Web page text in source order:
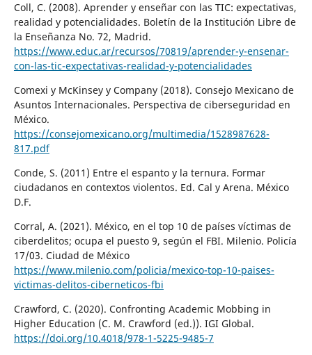
Coll, C. (2008). Aprender y enseñar con las TIC: expectativas,
realidad y potencialidades. Boletín de la Institución Libre de
la Enseñanza No. 72, Madrid.
https://www.educ.ar/recursos/70819/aprender-y-ensenar-
con-las-tic-expectativas-realidad-y-potencialidades
Comexi y McKinsey y Company (2018). Consejo Mexicano de
Asuntos Internacionales. Perspectiva de ciberseguridad en
México.
https://consejomexicano.org/multimedia/1528987628-
817.pdf
Conde, S. (2011) Entre el espanto y la ternura. Formar
ciudadanos en contextos violentos. Ed. Cal y Arena. México
D.F.
Corral, A. (2021). México, en el top 10 de países víctimas de
ciberdelitos; ocupa el puesto 9, según el FBI. Milenio. Policía
17/03. Ciudad de México
https://www.milenio.com/policia/mexico-top-10-paises-
victimas-delitos-ciberneticos-fbi
Crawford, C. (2020). Confronting Academic Mobbing in
Higher Education (C. M. Crawford (ed.)). IGI Global.
https://doi.org/10.4018/978-1-5225-9485-7